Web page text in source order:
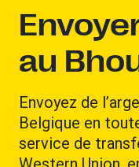
au
Envoyez de
Belgique en
service de